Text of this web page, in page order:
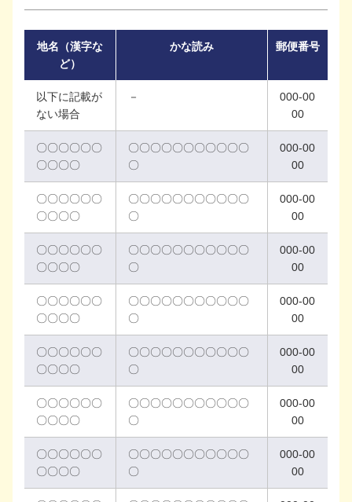
地名（漢字な
ど）
かな読み 郵便番号
以下に記載が
ない場合
－
000-00
00
〇〇〇〇〇〇
〇〇〇〇
〇〇〇〇〇〇〇〇〇〇〇
〇
000-00
00
〇〇〇〇〇〇
〇〇〇〇
〇〇〇〇〇〇〇〇〇〇〇
〇
000-00
00
〇〇〇〇〇〇
〇〇〇〇
〇〇〇〇〇〇〇〇〇〇〇
〇
000-00
00
〇〇〇〇〇〇
〇〇〇〇
〇〇〇〇〇〇〇〇〇〇〇
〇
000-00
00
〇〇〇〇〇〇
〇〇〇〇
〇〇〇〇〇〇〇〇〇〇〇
〇
000-00
00
〇〇〇〇〇〇
〇〇〇〇
〇〇〇〇〇〇〇〇〇〇〇
〇
000-00
00
〇〇〇〇〇〇
〇〇〇〇
〇〇〇〇〇〇〇〇〇〇〇
〇
000-00
00